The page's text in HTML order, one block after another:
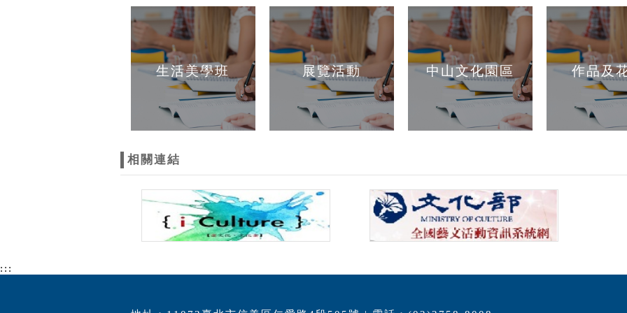
生活美學班 展覽活動 中山文化園區 作品及
相關連結
:::